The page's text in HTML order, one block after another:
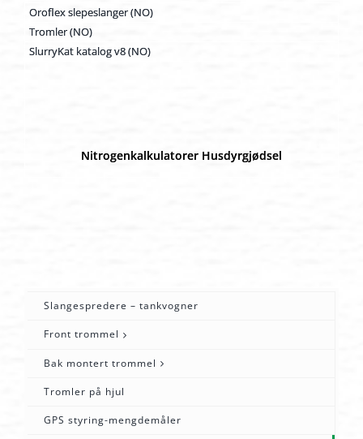
Oroflex slepeslanger (NO)
Tromler (NO)
SlurryKat katalog v8 (NO)
Nitrogenkalkulatorer Husdyrgjødsel
Slangespredere – tankvogner
Front trommel
Bak montert trommel
Tromler på hjul
GPS styring-mengdemåler